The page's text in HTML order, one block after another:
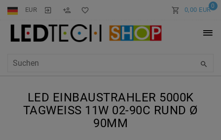
EUR 0
0,00 EUR
LED EINBAUSTRAHLER 5000K
TAGWEISS 11W 02-90C RUND Ø 9
0MM